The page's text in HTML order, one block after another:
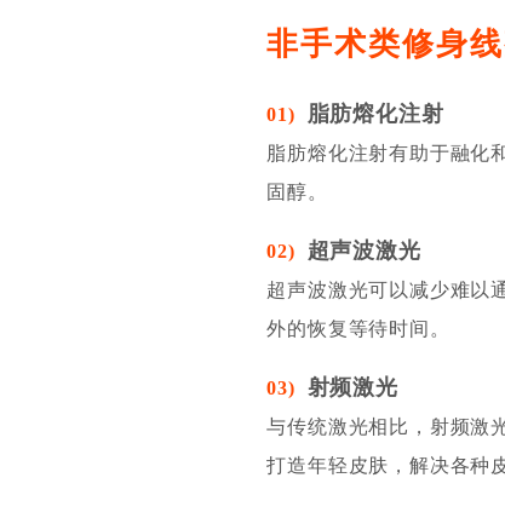
非手术类修身
01) 脂肪熔化注射
脂肪熔化注射有助于融化
固醇。
02) 超声波激光
超声波激光可以减少难以
外的恢复等待时间。
03) 射频激光
与传统激光相比，射频激
打造年轻皮肤，解决各种